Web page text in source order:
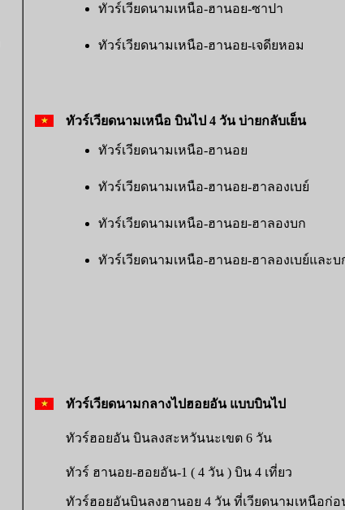
ทัวร์เวียดนามเหนือ-ฮานอย-ซาปา
ทัวร์เวียดนามเหนือ-ฮานอย-เจดียหอม
ทัวร์เวียดนามเหนือ บินไป 4 วัน บ่ายกลับเย็น
ทัวร์เวียดนามเหนือ-ฮานอย
ทัวร์เวียดนามเหนือ-ฮานอย-ฮาลองเบย์
ทัวร์เวียดนามเหนือ-ฮานอย-ฮาลองบก
ทัวร์เวียดนามเหนือ-ฮานอย-ฮาลองเบย์และบ
ทัวร์เวียดนามกลางไปฮอยอัน แบบบินไป
ทัวร์ฮอยอัน บินลงสะหวันนะเขต 6 วัน
ทัวร์ ฮานอย-ฮอยอัน-1 ( 4 วัน ) บิน 4 เที่ยว
ทัวร์ฮอยอันบินลงฮานอย 4 วัน ที่เวียดนามเหนือก่อ